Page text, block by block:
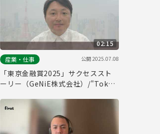
02:15
産業・仕事
公開2025.07.08
「東京金融賞2025」サクセススト
ーリー（GeNiE株式会社）/"Tokyo
Story (GeNiE Inc.)